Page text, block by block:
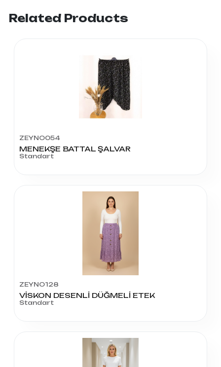
Related Products
ZEYNO054
MENEKŞE BATTAL ŞALVAR
Standart
ZEYNO128
VİSKON DESENLİ DÜĞMELİ ETEK
Standart